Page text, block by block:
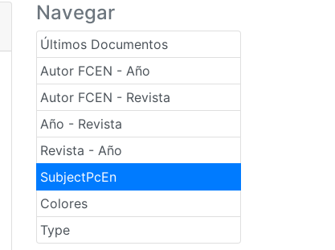
Navegar
Últimos Documentos
Autor FCEN - Año
Autor FCEN - Revista
Año - Revista
Revista - Año
SubjectPcEn
Colores
Type